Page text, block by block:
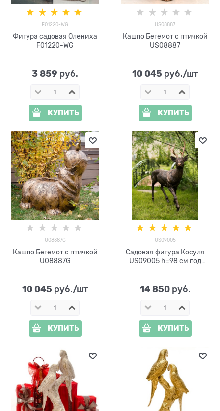
F01220-WG
Фигура садовая Олениха
F01220-WG
3 859 руб.
КУПИТЬ
US08887
Кашпо Бегемот с птичкой
US08887
10 045 руб./шт
КУПИТЬ
U08887G
Кашпо Бегемот с птичкой
U08887G
10 045 руб./шт
КУПИТЬ
US09005
Садовая фигура Косуля
US09005 h=98 см под
14 850 руб.
КУПИТЬ